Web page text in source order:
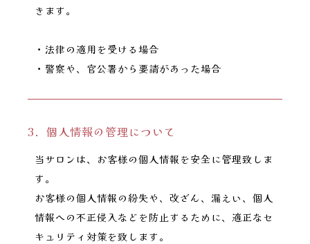
きます。
・法律の適用を受ける場合
・警察や、官公署から要請があった場合
3．個人情報の管理について
当サロンは、お客様の個人情報を安全に管理致しま
す。
お客様の個人情報の紛失や、改ざん、漏えい、個人
情報への不正侵入などを防止するために、適正なセ
キュリティ対策を致します。